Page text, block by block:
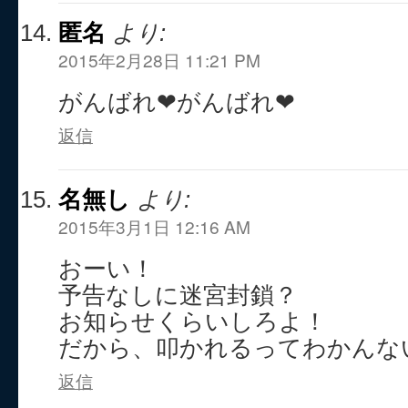
匿名 より:
2015年2月28日 11:21 PM
がんばれ❤︎がんばれ❤︎
返信
名無し より:
2015年3月1日 12:16 AM
おーい！
予告なしに迷宮封鎖？
お知らせくらいしろよ！
だから、叩かれるってわかんな
返信